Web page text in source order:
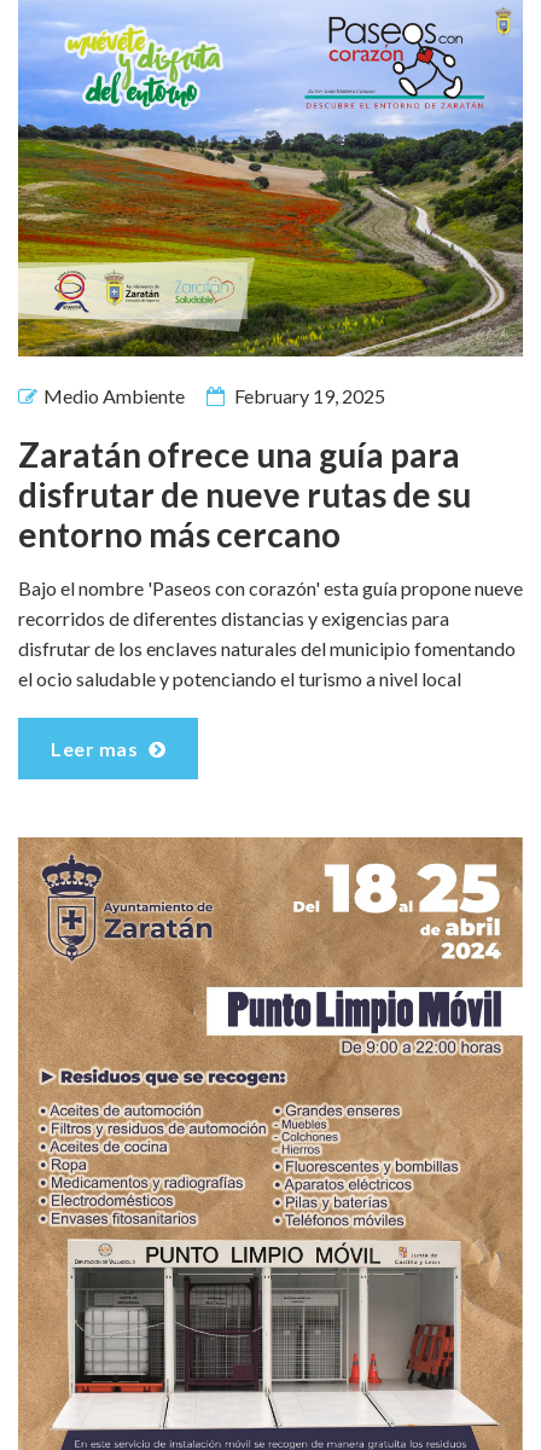
Medio Ambiente February 19, 2025
Zaratán ofrece una guía para
disfrutar de nueve rutas de su
entorno más cercano
Bajo el nombre 'Paseos con corazón' esta guía propone nueve
recorridos de diferentes distancias y exigencias para
disfrutar de los enclaves naturales del municipio fomentando
el ocio saludable y potenciando el turismo a nivel local
Leer mas